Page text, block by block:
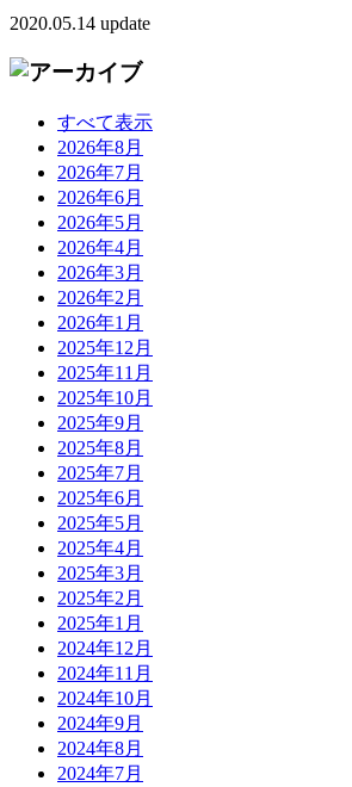
2020.05.14 update
すべて表示
2026年8月
2026年7月
2026年6月
2026年5月
2026年4月
2026年3月
2026年2月
2026年1月
2025年12月
2025年11月
2025年10月
2025年9月
2025年8月
2025年7月
2025年6月
2025年5月
2025年4月
2025年3月
2025年2月
2025年1月
2024年12月
2024年11月
2024年10月
2024年9月
2024年8月
2024年7月